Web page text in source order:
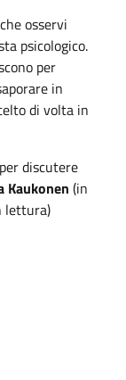
osservi
psicologico.
per
in
di volta in
discutere
Kaukonen (in
lettura)